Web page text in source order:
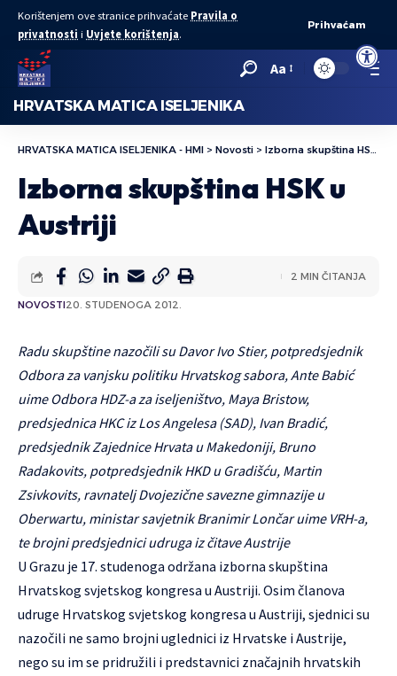
Open
Korištenjem ove stranice prihvaćate Pravila o
privatnosti i Uvjete korištenja.
Prihvaćam
Aa
HRVATSKA MATICA ISELJENIKA
HRVATSKA MATICA ISELJENIKA - HMI > Novosti > Izborna skupština HSK u Austriji
Izborna skupština HSK u
Austriji
NOVOSTI20. STUDENOGA 2012.
2 MIN ČITANJA
Radu skupštine nazočili su Davor Ivo Stier, potpredsjednik
Odbora za vanjsku politiku Hrvatskog sabora, Ante Babić
uime Odbora HDZ-a za iseljeništvo, Maya Bristow,
predsjednica HKC iz Los Angelesa (SAD), Ivan Bradić,
predsjednik Zajednice Hrvata u Makedoniji, Bruno
Radakovits, potpredsjednik HKD u Gradišću, Martin
Zsivkovits, ravnatelj Dvojezične savezne gimnazije u
Oberwartu, ministar savjetnik Branimir Lončar uime VRH-a,
te brojni predsjednici udruga iz čitave Austrije
U Grazu je 17. studenoga održana izborna skupština
Hrvatskog svjetskog kongresa u Austriji. Osim članova
udruge Hrvatskog svjetskog kongresa u Austriji, sjednici su
nazočili ne samo brojni uglednici iz Hrvatske i Austrije,
nego su im se pridružili i predstavnici značajnih hrvatskih